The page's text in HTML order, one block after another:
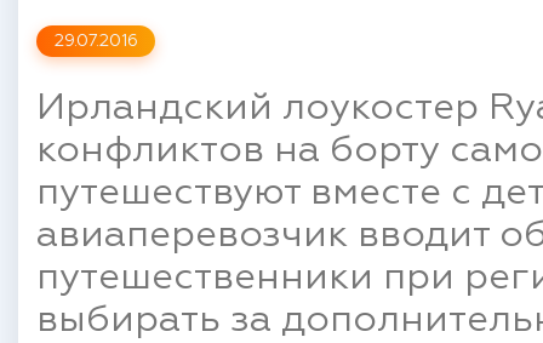
29.07.2016
Ирландский лоукостер
конфликтов на борту
путешествуют вместе с
авиаперевозчик вводит
путешественники при
выбирать за